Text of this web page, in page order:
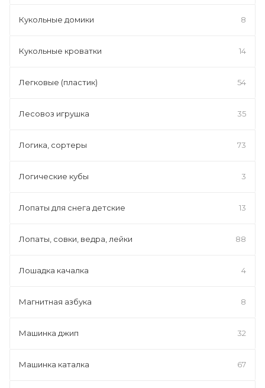
Кукольные домики 8
Кукольные кроватки 14
Легковые (пластик) 54
Лесовоз игрушка 35
Логика, сортеры 73
Логические кубы 3
Лопаты для снега детские 13
Лопаты, совки, ведра, лейки 88
Лошадка качалка 4
Магнитная азбука 8
Машинка джип 32
Машинка каталка 67